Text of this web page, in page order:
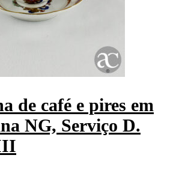
de café e pires em
NG, Serviço D.